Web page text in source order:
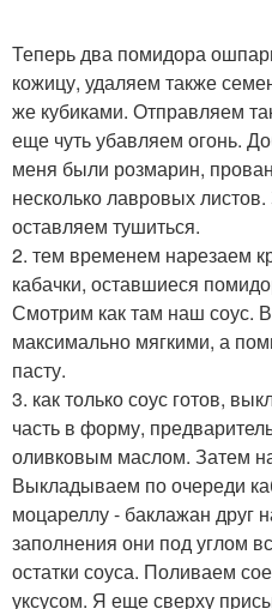
Теперь два помидора
кожицу, удаляем также
же кубиками. Отправляем
еще чуть убавляем огонь.
меня были розмарин,
несколько лавровых
оставляем тушиться.
2. тем временем нарезаем
кабачки, оставшиеся
Смотрим как там наш соус.
максимально мягкими, а
пасту.
3. как только соус готов,
часть в форму,
оливковым маслом. Затем
Выкладываем по очереди
моцареллу - баклажан друг
заполнения они под углом
остатки соуса. Поливаем
уксусом. Я еще сверху